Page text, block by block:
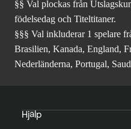
§§ Val plockas från
födelsedag och Titeltitaner.
§§§ Val inkluderar 1 spelare
Brasilien, Kanada, England,
Nederländerna, Portugal,
Hjälp